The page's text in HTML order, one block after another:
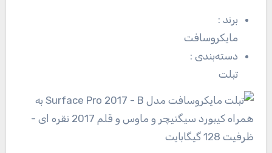
برند:
مایکروسافت
دسته‌بندی:
تبلت